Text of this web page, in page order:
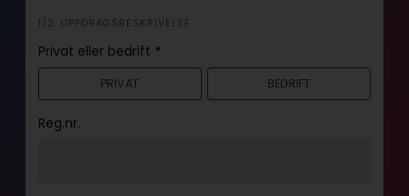
i
n
n
o
l
1/2: OPPDRAGSBESKRIVELSE
Privat eller bedrift *
PRIVAT BEDRIFT
Reg.nr.